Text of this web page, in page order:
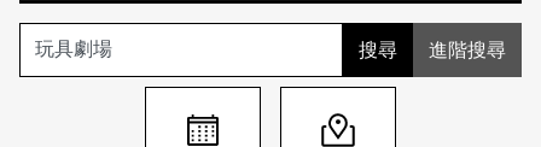
歷史專題
活動列表
關於我們 進階搜尋